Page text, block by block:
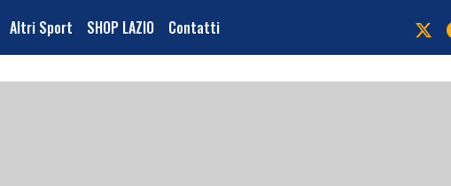
Altri Sport SHOP LAZIO Contatti